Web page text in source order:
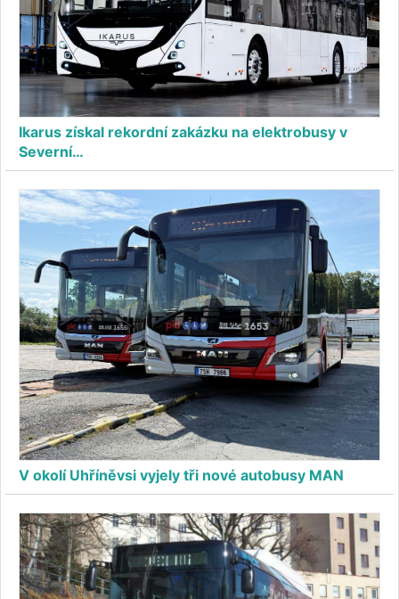
Ikarus získal rekordní zakázku na elektrobusy v
Severní…
V okolí Uhříněvsi vyjely tři nové autobusy MAN